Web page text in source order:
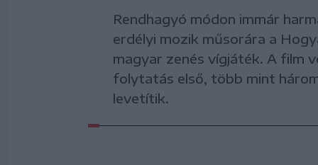
Rendhagyó módon immár
erdélyi mozik műsorára a
magyar zenés vígjáték. A film
folytatás első, több mint
levetítik.